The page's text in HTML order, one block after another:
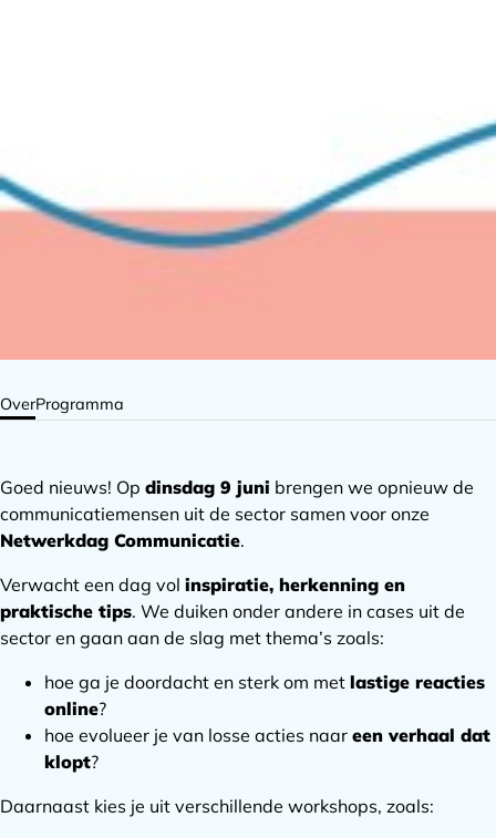
OverProgramma
Goed nieuws! Op dinsdag 9 juni brengen we opnieuw de
communicatiemensen uit de sector samen voor onze
Netwerkdag Communicatie.
Verwacht een dag vol inspiratie, herkenning en
praktische tips. We duiken onder andere in cases uit de
sector en gaan aan de slag met thema’s zoals:
hoe ga je doordacht en sterk om met lastige reacties
online?
hoe evolueer je van losse acties naar een verhaal dat
klopt?
Daarnaast kies je uit verschillende workshops, zoals: